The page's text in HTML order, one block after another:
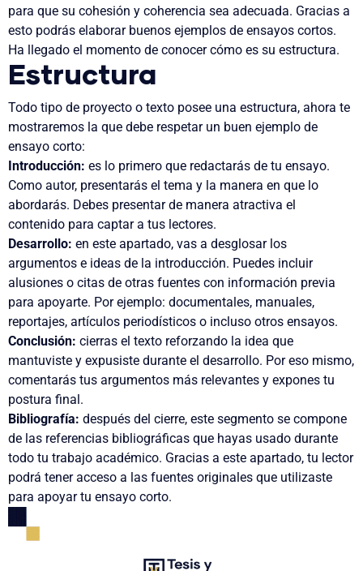
para que su cohesión y coherencia sea adecuada. Gracias a
esto podrás elaborar buenos ejemplos de ensayos cortos.
Ha llegado el momento de conocer cómo es su estructura.
Estructura
Todo tipo de proyecto o texto posee una estructura, ahora te
mostraremos la que debe respetar un buen ejemplo de
ensayo corto:
Introducción: es lo primero que redactarás de tu ensayo.
Como autor, presentarás el tema y la manera en que lo
abordarás. Debes presentar de manera atractiva el
contenido para captar a tus lectores.
Desarrollo: en este apartado, vas a desglosar los
argumentos e ideas de la introducción. Puedes incluir
alusiones o citas de otras fuentes con información previa
para apoyarte. Por ejemplo: documentales, manuales,
reportajes, artículos periodísticos o incluso otros ensayos.
Conclusión: cierras el texto reforzando la idea que
mantuviste y expusiste durante el desarrollo. Por eso mismo,
comentarás tus argumentos más relevantes y expones tu
postura final.
Bibliografía: después del cierre, este segmento se compone
de las referencias bibliográficas que hayas usado durante
todo tu trabajo académico. Gracias a este apartado, tu lector
podrá tener acceso a las fuentes originales que utilizaste
para apoyar tu ensayo corto.